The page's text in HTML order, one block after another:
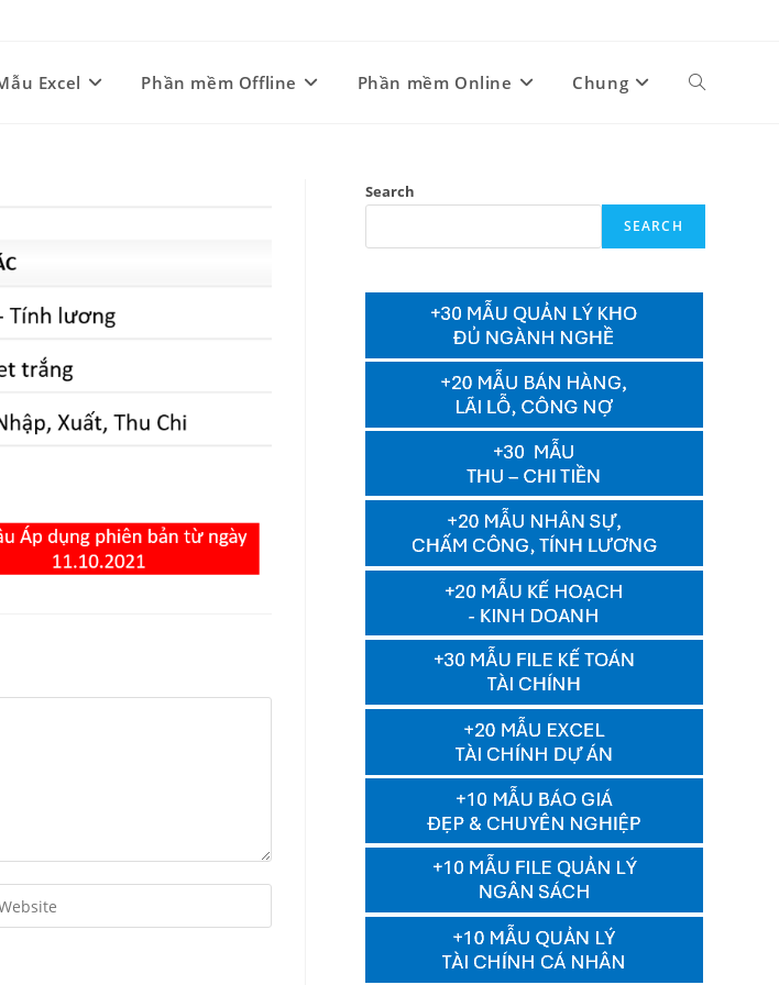
Excel Phần mềm Offline Phần mềm Online Chung Toggle
search
Search
SEARCH